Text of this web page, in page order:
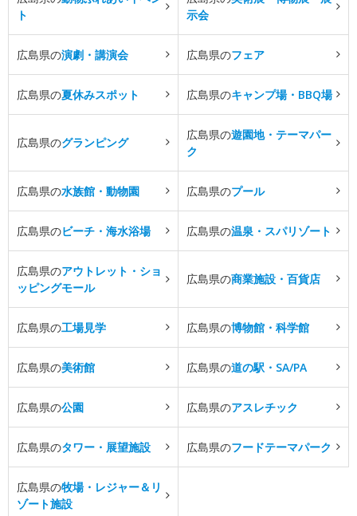
ト
示会
広島県の演劇・講演会 広島県のフェア
広島県の夏休みスポット 広島県のキャンプ場・BBQ場
広島県のグランピング
広島県の遊園地・テーマパー
ク
広島県の水族館・動物園 広島県のプール
広島県のビーチ・海水浴場 広島県の温泉・スパリゾート
広島県のアウトレット・ショ
ッピングモール
広島県の商業施設・百貨店
広島県の工場見学 広島県の博物館・科学館
広島県の美術館 広島県の道の駅・SA/PA
広島県の公園 広島県のアスレチック
広島県のタワー・展望施設 広島県のフードテーマパーク
広島県の牧場・レジャー＆リ
ゾート施設